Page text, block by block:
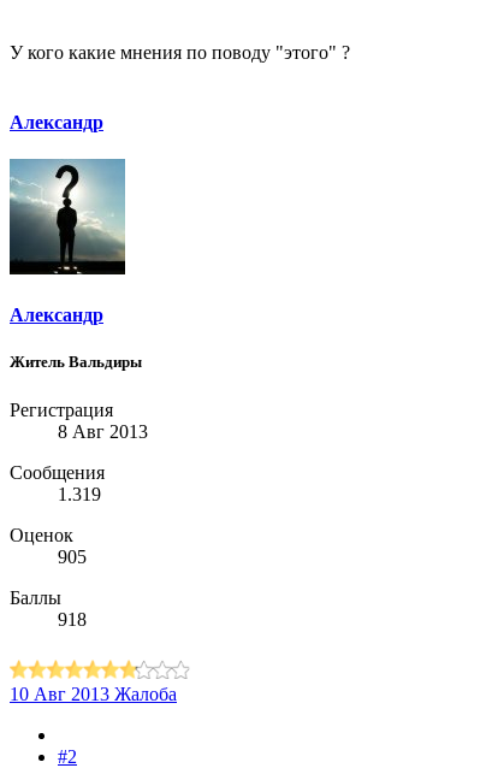
У кого какие мнения по поводу "этого" ?
Александр
Александр
Житель Вальдиры
Регистрация
8 Авг 2013
Сообщения
1.319
Оценок
905
Баллы
918
10 Авг 2013 Жалоба
#2